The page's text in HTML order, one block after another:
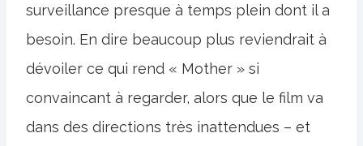
surveillance presque à temps plein dont il a
besoin. En dire beaucoup plus reviendrait à
dévoiler ce qui rend « Mother » si
convaincant à regarder, alors que le film va
dans des directions très inattendues – et